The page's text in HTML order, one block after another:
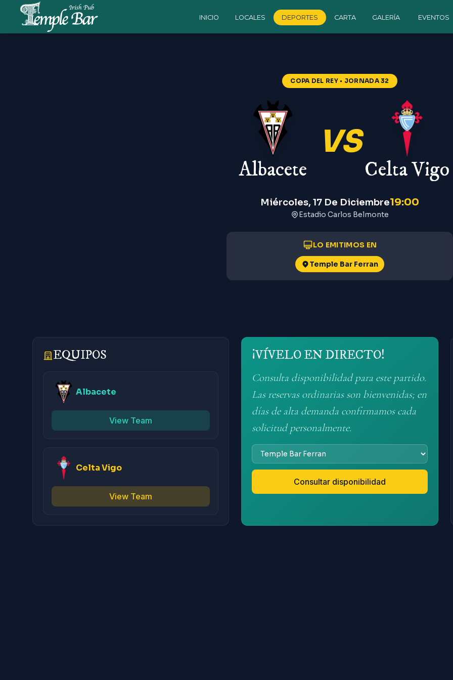
INICIO LOCALES DEPORTES CARTA GALERÍA EVENTOS
COPA DEL REY • JORNADA 32
Albacete
VS
Celta Vigo
Miércoles, 17 De Diciembre19:00
Estadio Carlos Belmonte
LO EMITIMOS EN
Temple Bar Ferran
EQUIPOS
Albacete
View Team
Celta Vigo
View Team
¡VÍVELO EN DIRECTO!
Consulta disponibilidad para este partido.
Las reservas ordinarias son bienvenidas; en
días de alta demanda confirmamos cada
solicitud personalmente.
Consultar disponibilidad